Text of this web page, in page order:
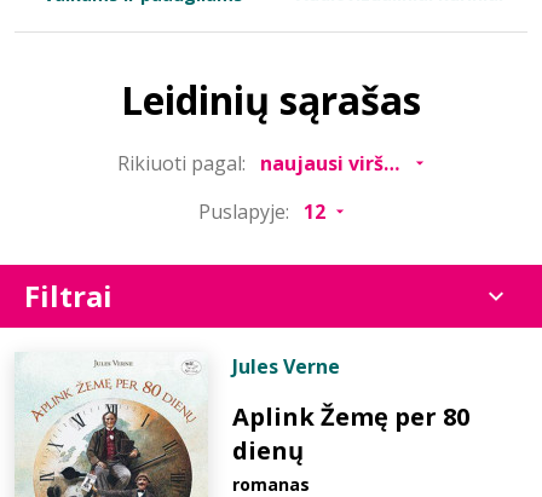
Leidinių sąrašas
Rikiuoti pagal:
Puslapyje:
Filtrai
Jules Verne
Aplink Žemę per 80
dienų
romanas